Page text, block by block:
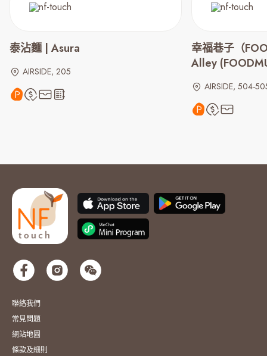
泰沾麵 | Asura
AIRSIDE, 205
幸福巷子（
Alley
AIRSIDE, 504-
聯絡我們
常見問題
網站地圖
條款及細則